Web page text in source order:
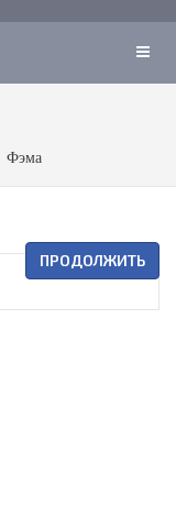
Фэма
ПРОДОЛЖИТЬ